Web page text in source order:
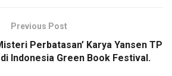
Previous Post
Perbatasan’ Karya Yansen TP
Indonesia Green Book Festival.